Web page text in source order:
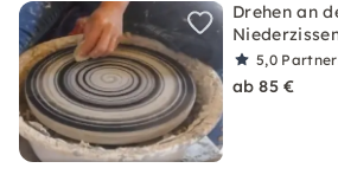
Drehen an
5,0
ab 85 €